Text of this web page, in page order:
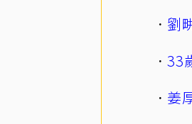
劉
33
姜